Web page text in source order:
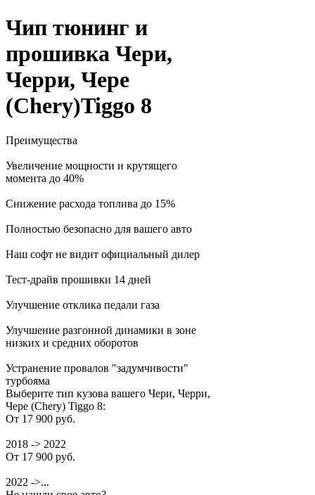
Чип тюнинг и
прошивка Чери,
Черри, Чере
(Chery)Tiggo 8
Преимущества
Увеличение мощности и крутящего
момента до 40%
Снижение расхода топлива до 15%
Полностью безопасно для вашего авто
Наш софт не видит официальный дилер
Тест-драйв прошивки 14 дней
Улучшение отклика педали газа
Улучшение разгонной динамики в зоне
низких и средних оборотов
Устранение провалов "задумчивости"
турбояма
Выберите тип кузова вашего Чери, Черри,
Чере (Chery) Tiggo 8:
От 17 900 руб.
2018 -> 2022
От 17 900 руб.
2022 ->...